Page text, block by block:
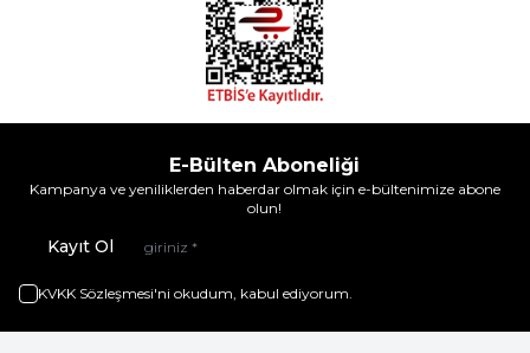
E-Bülten Aboneliği
Kampanya ve yeniliklerden haberdar olmak için e-bültenimize abone
olun!
Kayıt Ol
KVKK Sözleşmesi'ni okudum, kabul ediyorum.